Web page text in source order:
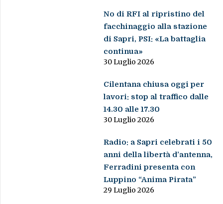
No di RFI al ripristino del
facchinaggio alla stazione
di Sapri, PSI: «La battaglia
continua»
30 Luglio 2026
Cilentana chiusa oggi per
lavori: stop al traffico dalle
14.30 alle 17.30
30 Luglio 2026
Radio: a Sapri celebrati i 50
anni della libertà d’antenna,
Ferradini presenta con
Luppino “Anima Pirata”
29 Luglio 2026